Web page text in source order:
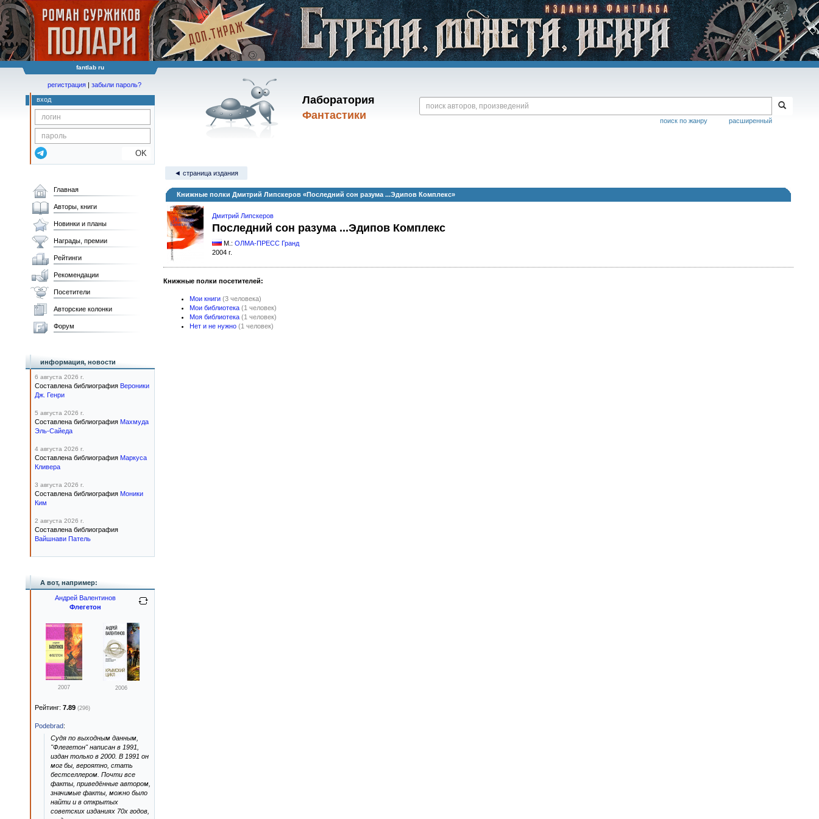
fantlab ru
Лаборатория
Фантастики
расширенный
поиск по жанру
регистрация | забыли пароль?
вход
OK
◄ страница издания
Книжные полки Дмитрий Липскеров «Последний сон разума ...Эдипов Комплекс»
Дмитрий Липскеров
Последний сон разума ...Эдипов Комплекс
М.: ОЛМА-ПРЕСС Гранд
2004 г.
Книжные полки посетителей:
Мои книги (3 человека)
Мои библиотека (1 человек)
Моя библиотека (1 человек)
Нет и не нужно (1 человек)
Главная
Авторы, книги
Новинки и планы
Награды, премии
Рейтинги
Рекомендации
Посетители
Авторские колонки
Форум
информация, новости
6 августа 2026 г.
Составлена библиография Вероники
Дж. Генри
5 августа 2026 г.
Составлена библиография Махмуда
Эль-Сайеда
4 августа 2026 г.
Составлена библиография Маркуса
Кливера
3 августа 2026 г.
Составлена библиография Моники
Ким
2 августа 2026 г.
Составлена библиография
Вайшнави Патель
А вот, например:
Андрей Валентинов
Флегетон
2007 2006
Рейтинг: 7.89 (296)
Podebrad:
Судя по выходным данным,
"Флегетон" написан в 1991,
издан только в 2000. В 1991 он
мог бы, вероятно, стать
бестселлером. Почти все
факты, приведённые автором,
значимые факты, можно было
найти и в открытых
советских изданиях 70х годов,